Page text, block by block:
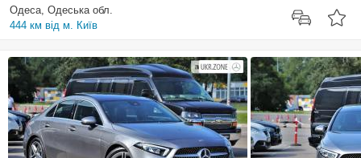
Одеса, Одеська обл.
444 км від м. Київ